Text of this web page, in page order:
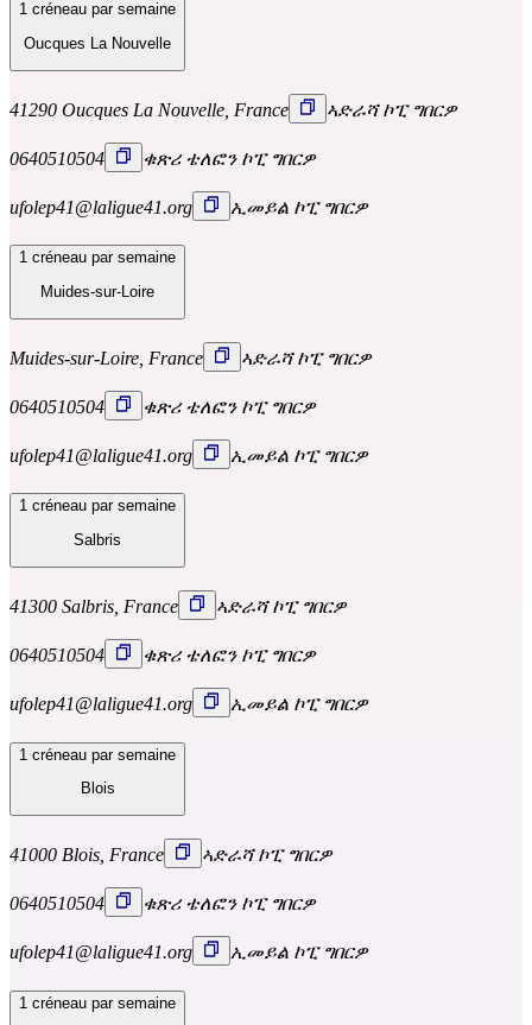
1 créneau par semaine
Oucques La Nouvelle
41290 Oucques La Nouvelle, France ኣድራሻ ኮፒ ግበርዎ
0640510504 ቁጽሪ ቴለፎን ኮፒ ግበርዎ
ufolep41@laligue41.org ኢመይል ኮፒ ግበርዎ
1 créneau par semaine
Muides-sur-Loire
Muides-sur-Loire, France ኣድራሻ ኮፒ ግበርዎ
0640510504 ቁጽሪ ቴለፎን ኮፒ ግበርዎ
ufolep41@laligue41.org ኢመይል ኮፒ ግበርዎ
1 créneau par semaine
Salbris
41300 Salbris, France ኣድራሻ ኮፒ ግበርዎ
0640510504 ቁጽሪ ቴለፎን ኮፒ ግበርዎ
ufolep41@laligue41.org ኢመይል ኮፒ ግበርዎ
1 créneau par semaine
Blois
41000 Blois, France ኣድራሻ ኮፒ ግበርዎ
0640510504 ቁጽሪ ቴለፎን ኮፒ ግበርዎ
ufolep41@laligue41.org ኢመይል ኮፒ ግበርዎ
1 créneau par semaine